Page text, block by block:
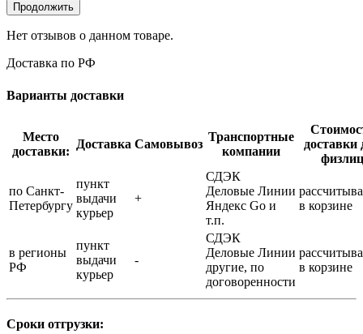
Продолжить
Нет отзывов о данном товаре.
Доставка по РФ
Варианты доставки
Место
доставки:
Доставка Самовывоз
Транспортные
компании
доставки
физлиц
по Санкт-
Петербургу
пункт
выдачи
курьер
+
СДЭК
Деловые Линии
Яндекс Go и
т.п.
в корзине
в регионы
РФ
пункт
выдачи
курьер
-
СДЭК
Деловые Линии
другие, по
договоренности
в корзине
Сроки отгрузки: